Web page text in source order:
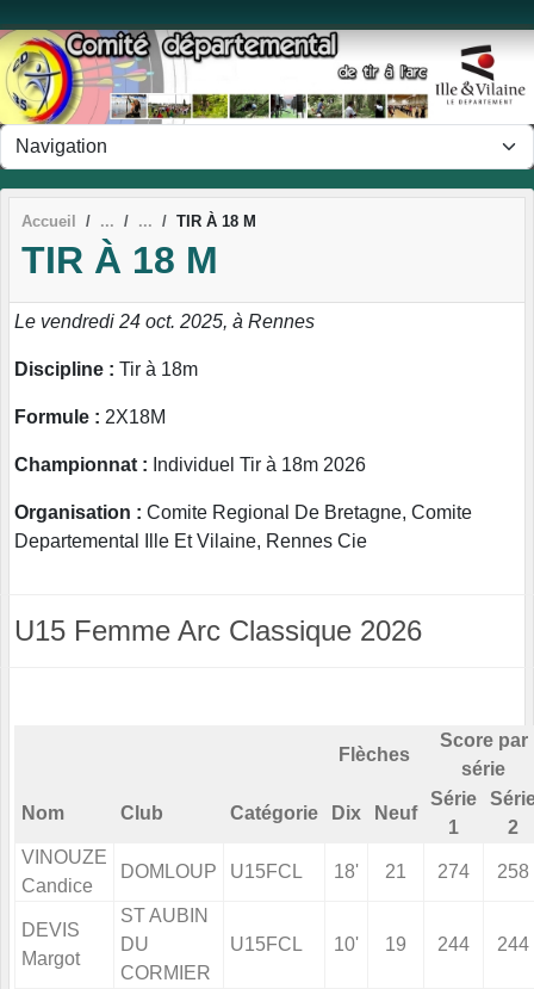
Accueil TIR À 18 M
TIR À 18 M
Le vendredi 24 oct. 2025, à Rennes
Discipline : Tir à 18m
Formule : 2X18M
Championnat : Individuel Tir à 18m 2026
Organisation : Comite Regional De Bretagne, Comite
Departemental Ille Et Vilaine, Rennes Cie
U15 Femme Arc Classique 2026
Flèches
Score par
série
Nom Club Catégorie Dix Neuf
Série
1
2
VINOUZE
Candice
DOMLOUP U15FCL 18' 21 274 258
DEVIS
Margot
ST AUBIN
DU
CORMIER
U15FCL 10' 19 244 244